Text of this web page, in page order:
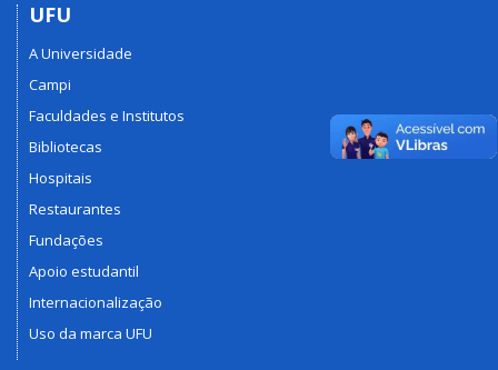
UFU
A Universidade
Campi
Faculdades e Institutos
Bibliotecas
Hospitais
Restaurantes
Fundações
Apoio estudantil
Internacionalização
Uso da marca UFU